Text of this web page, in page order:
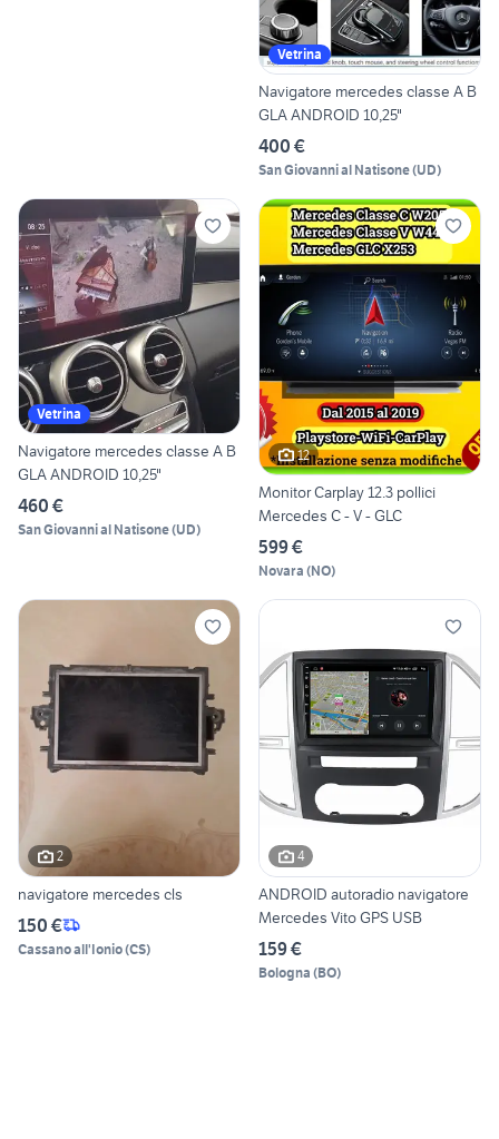
Vetrina
Navigatore mercedes classe A B
GLA ANDROID 10,25"
400 €
San Giovanni al Natisone(UD)
Vetrina
Navigatore mercedes classe A B
GLA ANDROID 10,25"
460 €
San Giovanni al Natisone(UD)
12
Monitor Carplay 12.3 pollici
Mercedes C - V - GLC
599 €
Novara (NO)
2
navigatore mercedes cls
150 €
Cassano all'Ionio(CS)
4
ANDROID autoradio navigatore
Mercedes Vito GPS USB
159 €
Bologna (BO)